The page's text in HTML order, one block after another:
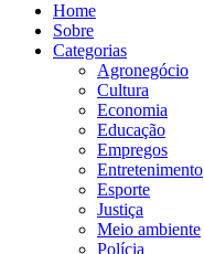
Home
Sobre
Categorias
Agronegócio
Cultura
Economia
Educação
Empregos
Entretenimento
Esporte
Justiça
Meio ambiente
Polícia